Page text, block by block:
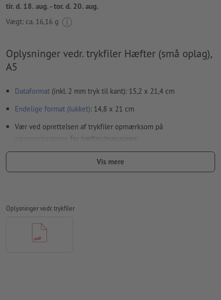
tir. d. 18. aug. - tor. d. 20. aug.
Vægt: ca. 16,16 g
Oplysninger vedr. trykfiler Hæfter (små oplag),
A5
Dataformat (inkl. 2 mm tryk til kant): 15,2 x 21,4 cm
Endelige format (lukket): 14,8 x 21 cm
Vær ved oprettelsen af trykfiler opmærksom på
særegenhederne
for hæfter/magasiner:
Tilrettelægning af siderne:
enkeltsider
hvis du arbejder med dobbeltsider i dit layoutprogram,
skal du efterfølgende eksportere disse som fortløbende
Vis mere
Oplysninger vedr. trykfiler